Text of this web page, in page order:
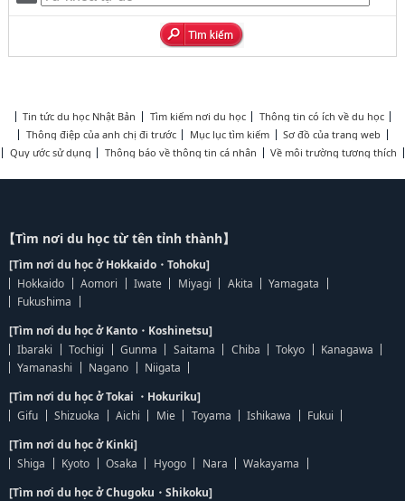
Tin tức du học Nhật Bản Tìm kiếm nơi du học
Thông tin có ích về du học
Thông điệp của anh chị đi trước
Mục lục tìm kiếm
Sơ đồ của trang web
Quy ước sử dụng
Thông báo về thông tin cá nhân Về môi trường tương thích
【Tìm nơi du học từ tên tỉnh thành】
[Tìm nơi du học ở Hokkaido・Tohoku]
Hokkaido
Aomori Iwate Miyagi Akita
Yamagata
Fukushima
[Tìm nơi du học ở Kanto・Koshinetsu]
Ibaraki
Tochigi Gunma Saitama Chiba Tokyo
Kanagawa
Yamanashi
Nagano
Niigata
[Tìm nơi du học ở Tokai ・Hokuriku]
Gifu
Shizuoka Aichi Mie Toyama Ishikawa
Fukui
[Tìm nơi du học ở Kinki]
Shiga
Kyoto Osaka Hyogo Nara
Wakayama
[Tìm nơi du học ở Chugoku・Shikoku]